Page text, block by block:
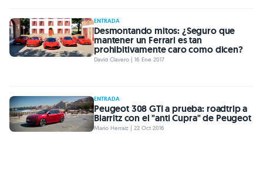
ENTRADA
Desmontando mitos: ¿Seguro que
mantener un Ferrari es tan
prohibitivamente caro como dicen?
David Clavero | 16 Ene 2017
ENTRADA
Peugeot 308 GTI a prueba: roadtrip a
Biarritz con el "anti Cupra" de Peugeot
Mario Herraiz | 22 Oct 2016